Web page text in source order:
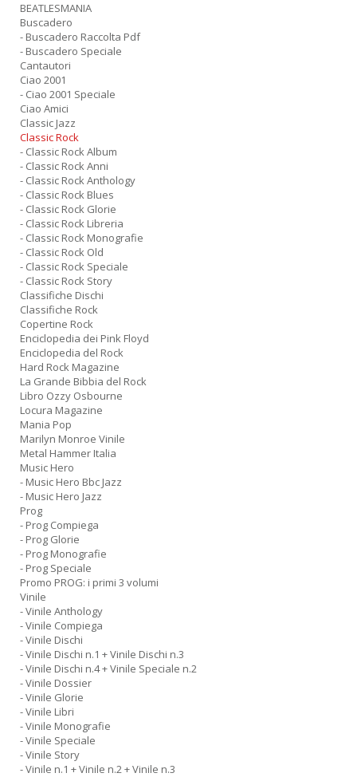
BEATLESMANIA
Buscadero
- Buscadero Raccolta Pdf
- Buscadero Speciale
Cantautori
Ciao 2001
- Ciao 2001 Speciale
Ciao Amici
Classic Jazz
Classic Rock
- Classic Rock Album
- Classic Rock Anni
- Classic Rock Anthology
- Classic Rock Blues
- Classic Rock Glorie
- Classic Rock Libreria
- Classic Rock Monografie
- Classic Rock Old
- Classic Rock Speciale
- Classic Rock Story
Classifiche Dischi
Classifiche Rock
Copertine Rock
Enciclopedia dei Pink Floyd
Enciclopedia del Rock
Hard Rock Magazine
La Grande Bibbia del Rock
Libro Ozzy Osbourne
Locura Magazine
Mania Pop
Marilyn Monroe Vinile
Metal Hammer Italia
Music Hero
- Music Hero Bbc Jazz
- Music Hero Jazz
Prog
- Prog Compiega
- Prog Glorie
- Prog Monografie
- Prog Speciale
Promo PROG: i primi 3 volumi
Vinile
- Vinile Anthology
- Vinile Compiega
- Vinile Dischi
- Vinile Dischi n.1 + Vinile Dischi n.3
- Vinile Dischi n.4 + Vinile Speciale n.2
- Vinile Dossier
- Vinile Glorie
- Vinile Libri
- Vinile Monografie
- Vinile Speciale
- Vinile Story
- Vinile n.1 + Vinile n.2 + Vinile n.3